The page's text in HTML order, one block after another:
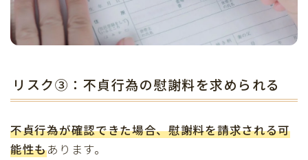
リスク③：不貞行為の慰謝料を求められる
不貞行為が確認できた場合、慰謝料を請求される可
能性もあります。